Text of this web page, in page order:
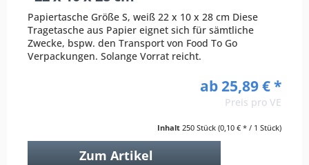
Papiertasche Größe S, weiß 22 x 10 x 28 cm Diese
Tragetasche aus Papier eignet sich für sämtliche
Zwecke, bspw. den Transport von Food To Go
Verpackungen. Solange Vorrat reicht.
ab 25,89 € *
Preis pro VE
Inhalt 250 Stück (0,10 € * / 1 Stück)
Zum Artikel